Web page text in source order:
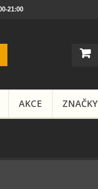
21:00
AKCE ZNAČKY